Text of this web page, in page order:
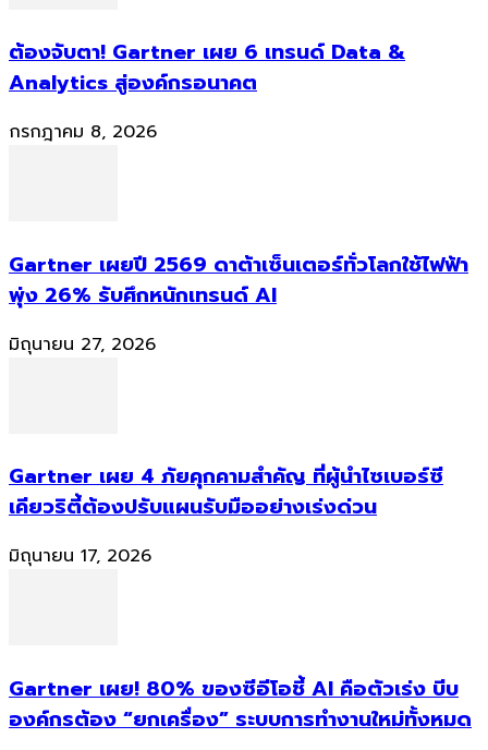
ต้องจับตา! Gartner เผย 6 เทรนด์ Data &
Analytics สู่องค์กรอนาคต
กรกฎาคม 8, 2026
Gartner เผยปี 2569 ดาต้าเซ็นเตอร์ทั่วโลกใช้ไฟฟ้า
พุ่ง 26% รับศึกหนักเทรนด์ AI
มิถุนายน 27, 2026
Gartner เผย 4 ภัยคุกคามสำคัญ ที่ผู้นำไซเบอร์ซี
เคียวริตี้ต้องปรับแผนรับมืออย่างเร่งด่วน
มิถุนายน 17, 2026
Gartner เผย! 80% ของซีอีโอชี้ AI คือตัวเร่ง บีบ
องค์กรต้อง “ยกเครื่อง” ระบบการทำงานใหม่ทั้งหมด